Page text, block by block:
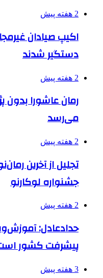
2 هفته پیش
اکیپ صیادان
دستگیر شدند
2 هفته پیش
رمان عاشورا بدون
می‌رسد
2 هفته پیش
تجلیل از آخرین
جشنواره لوکارنو
2 هفته پیش
حدادعادل:
پیشرفت کشور
3 هفته پیش